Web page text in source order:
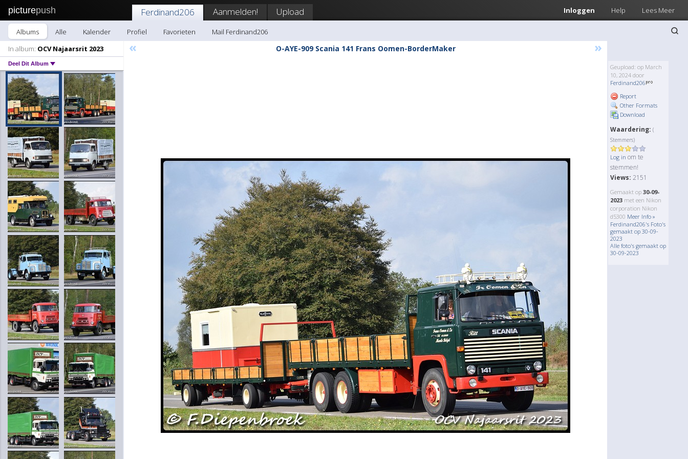
picturepush Inloggen Help Lees Meer
Ferdinand206 Aanmelden! Upload
Albums Alle Kalender Profiel Favorieten
Mail Ferdinand206
In album: OCV Najaarsrit 2023
Deel Dit Album
« O-AYE-909 Scania 141 Frans Oomen-BorderMaker »
Geupload: op March
10, 2024 door
Ferdinand206
Report
Other Formats
Download
Waardering: (
Stemmers)
Log in om te
stemmen!
Views: 2151
Gemaakt op 30-09-
2023 met een Nikon
corporation Nikon
d5300 Meer Info »
Ferdinand206's Foto's
gemaakt op 30-09-
2023
Alle foto's gemaakt op
30-09-2023